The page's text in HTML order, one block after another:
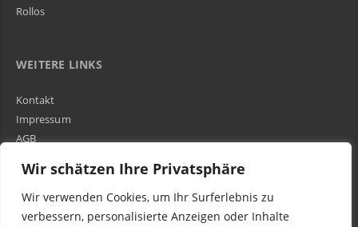
Wir schätzen Ihre Privatsphäre
Wir verwenden Cookies, um Ihr Surferlebnis zu
verbessern, personalisierte Anzeigen oder Inhalte
Rollos
WEITERE LINKS
Kontakt
Impressum
AGB
WIR SIND IN DER GESAMTEN SCHWEIZ TÄTIG
Kundenbewertungen und Erfahrungen zu
Egora GmbH